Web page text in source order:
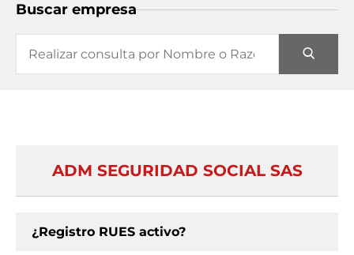
Buscar empresa
ADM SEGURIDAD SOCIAL SAS
¿Registro RUES activo?